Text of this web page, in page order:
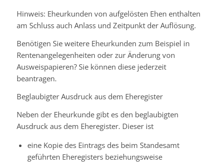
Hinweis: Eheurkunden von aufgelösten Ehen enthalten
am Schluss auch Anlass und Zeitpunkt der Auflösung.
Benötigen Sie weitere Eheurkunden zum Beispiel in
Rentenangelegenheiten oder zur Änderung von
Ausweispapieren? Sie können diese jederzeit
beantragen.
Beglaubigter Ausdruck aus dem Eheregister
Neben der Eheurkunde gibt es den beglaubigten
Ausdruck aus dem Eheregister. Dieser ist
eine Kopie des Eintrags des beim Standesamt
geführten Eheregisters beziehungsweise